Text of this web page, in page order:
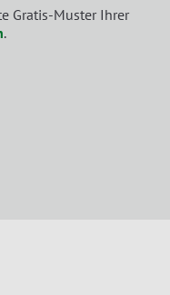
Gratis-Muster Ihrer
.